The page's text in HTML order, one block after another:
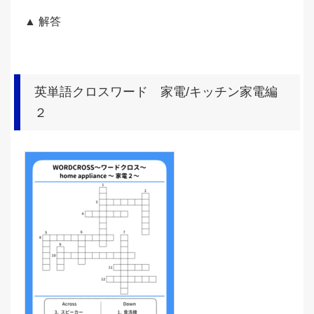
▲ 解答
英単語クロスワード 家電/キッチン家電編
２